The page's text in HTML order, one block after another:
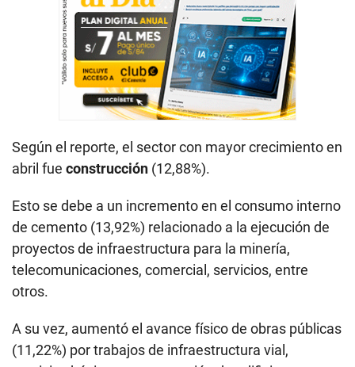
Según el reporte, el sector con mayor crecimiento en
abril fue construcción (12,88%).
Esto se debe a un incremento en el consumo interno
de cemento (13,92%) relacionado a la ejecución de
proyectos de infraestructura para la minería,
telecomunicaciones, comercial, servicios, entre
otros.
A su vez, aumentó el avance físico de obras públicas
(11,22%) por trabajos de infraestructura vial,